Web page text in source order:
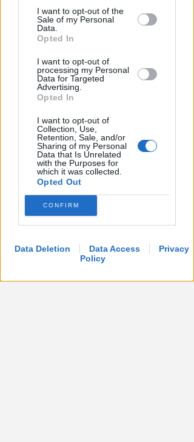
by us to third parties on the IAB’s List of
Downstream Participants that may
further disclose it to other third parties.
I want to opt-out of the
Sale of my Personal
Data.
Opted In
I want to opt-out of
processing my Personal
Data for Targeted
Advertising.
Opted In
I want to opt-out of
Collection, Use,
Retention, Sale, and/or
Sharing of my Personal
Data that Is Unrelated
with the Purposes for
which it was collected.
Opted Out
CONFIRM
Data Deletion Data Access
Privacy
Policy
Abusi ripetuti sulla figlia 13enne
della convivente. 44enne andrà
a processo
Redazione